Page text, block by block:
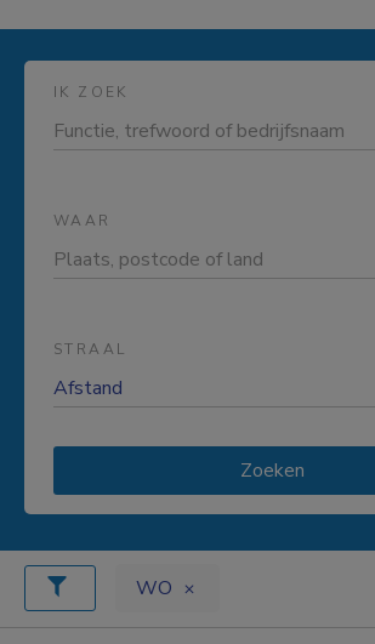
IK ZOEK
WAAR
STRAAL
Zoeken
WO